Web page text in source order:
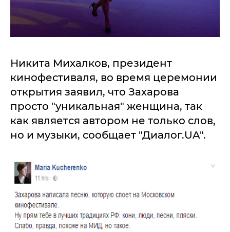
Никита Михалков, президент
кинофестиваля, во время церемонии
открытия заявил, что Захарова
просто "уникальная" женщина, так
как является автором не только слов,
но и музыки, сообщает "Диалог.UA".